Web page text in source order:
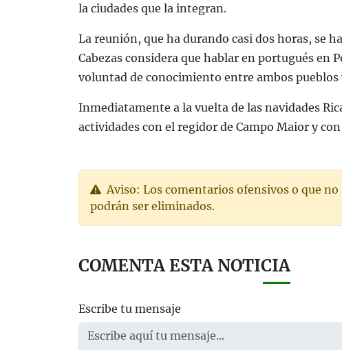
la ciudades que la integran.
La reunión, que ha durando casi dos horas, se
Cabezas considera que hablar en portugués en
voluntad de conocimiento entre ambos
Inmediatamente a la vuelta de las navidades
actividades con el regidor de Campo Maior y
Aviso: Los comentarios ofensivos o que
podrán ser eliminados.
COMENTA ESTA NOTICIA
Escribe tu mensaje